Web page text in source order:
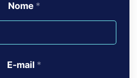
Nome *
E-mail *